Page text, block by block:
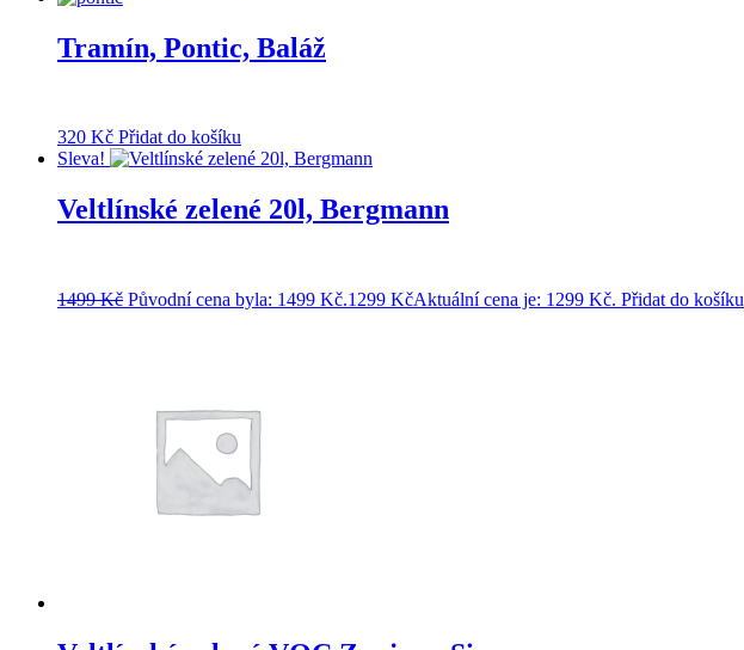
Tramín, Pontic, Baláž
320 Kč Přidat do košíku
Sleva!
Veltlínské zelené 20l, Bergmann
1499Kč Původní cena byla: 1499 Kč.1299 KčAktuální cena je: 1299 Kč. Přidat do košíku